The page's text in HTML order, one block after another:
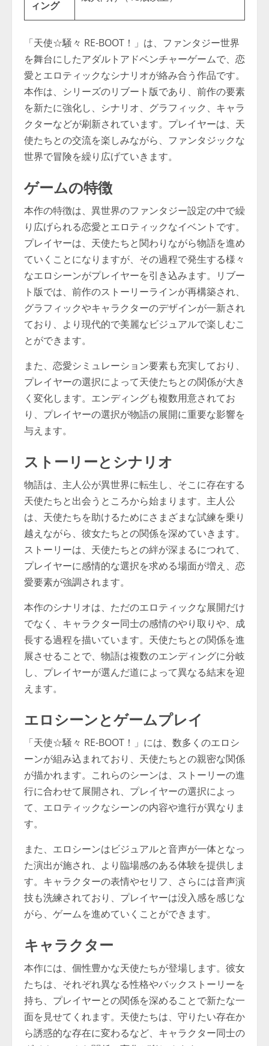
ィング
「天使☆騒々 RE-BOOT！」は、ファンタジー世界
を舞台にしたアダルトアドベンチャーゲームで、恋
愛とエロティックなシナリオが絡み合う作品です。
本作は、シリーズのリブート版であり、前作の要素
を新たに強化し、シナリオ、グラフィック、キャラ
クターなどが刷新されています。プレイヤーは、天
使たちとの交流を楽しみながら、ファンタジックな
世界で冒険を繰り広げていきます。
ゲームの特徴
本作の特徴は、異世界のファンタジー設定の中で繰
り広げられる恋愛とエロティックなイベントです。
プレイヤーは、天使たちと関わりながら物語を進め
ていくことになりますが、その過程で発生する様々
なエロシーンがプレイヤーを引き込みます。リブー
ト版では、前作のストーリーラインが再構築され、
グラフィックやキャラクターのデザインが一新され
ており、より現代的で美麗なビジュアルで楽しむこ
とができます。
また、恋愛シミュレーション要素も充実しており、
プレイヤーの選択によって天使たちとの関係が大き
く変化します。エンディングも複数用意されてお
り、プレイヤーの選択が物語の展開に重要な影響を
与えます。
ストーリーとシナリオ
物語は、主人公が異世界に転生し、そこに存在する
天使たちと出会うところから始まります。主人公
は、天使たちを助けるためにさまざまな試練を乗り
越えながら、彼女たちとの関係を深めていきます。
ストーリーは、天使たちとの絆が深まるにつれて、
プレイヤーに感情的な選択を求める場面が増え、恋
愛要素が強調されます。
本作のシナリオは、ただのエロティックな展開だけ
でなく、キャラクター同士の感情のやり取りや、成
長する過程を描いています。天使たちとの関係を進
展させることで、物語は複数のエンディングに分岐
し、プレイヤーが選んだ道によって異なる結末を迎
えます。
エロシーンとゲームプレイ
「天使☆騒々 RE-BOOT！」には、数多くのエロシ
ーンが組み込まれており、天使たちとの親密な関係
が描かれます。これらのシーンは、ストーリーの進
行に合わせて展開され、プレイヤーの選択によっ
て、エロティックなシーンの内容や進行が異なりま
す。
また、エロシーンはビジュアルと音声が一体となっ
た演出が施され、より臨場感のある体験を提供しま
す。キャラクターの表情やセリフ、さらには音声演
技も洗練されており、プレイヤーは没入感を感じな
がら、ゲームを進めていくことができます。
キャラクター
本作には、個性豊かな天使たちが登場します。彼女
たちは、それぞれ異なる性格やバックストーリーを
持ち、プレイヤーとの関係を深めることで新たな一
面を見せてくれます。天使たちは、守りたい存在か
ら誘惑的な存在に変わるなど、キャラクター同士の